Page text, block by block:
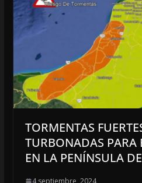
TORMENTAS
TURBONADAS PARA
EN LA PENÍNSULA